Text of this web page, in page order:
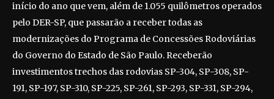
início do ano que vem, além de 1.055 quilômetros operados
pelo DER-SP, que passarão a receber todas as
modernizações do Programa de Concessões Rodoviárias
do Governo do Estado de São Paulo. Receberão
investimentos trechos das rodovias SP-304, SP-308, SP-
191, SP-197, SP-310, SP-225, SP-261, SP-293, SP-331, SP-294,